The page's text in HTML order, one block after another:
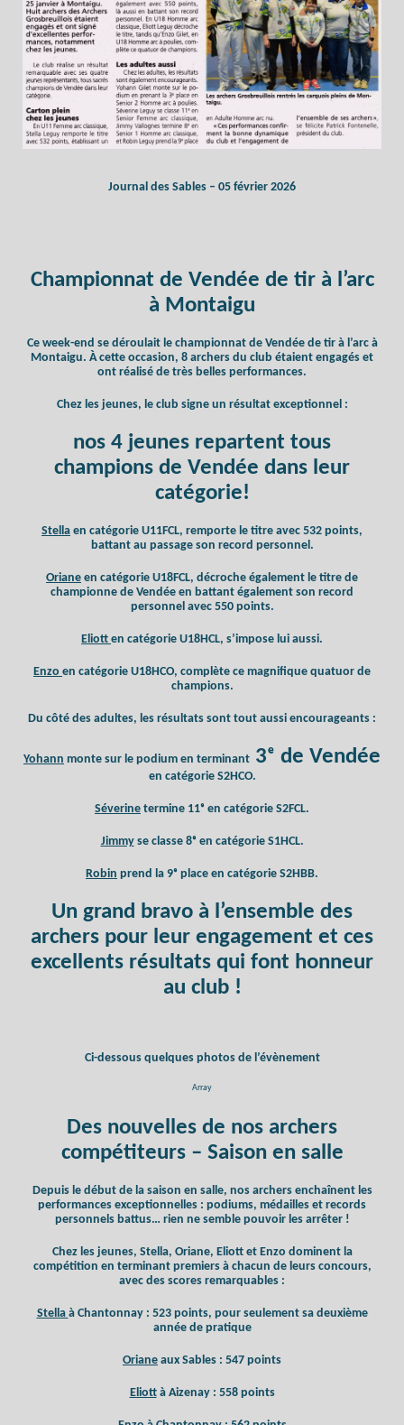
Journal des Sables – 05 février 2026
Championnat de Vendée de tir à l’arc
à Montaigu
Ce week-end se déroulait le championnat de Vendée de tir à l’arc à
Montaigu. À cette occasion, 8 archers du club étaient engagés et
ont réalisé de très belles performances.
Chez les jeunes, le club signe un résultat exceptionnel :
nos 4 jeunes repartent tous
champions de Vendée dans leur
catégorie!
Stella en catégorie U11FCL, remporte le titre avec 532 points,
battant au passage son record personnel.
Oriane en catégorie U18FCL, décroche également le titre de
championne de Vendée en battant également son record
personnel avec 550 points.
Eliott en catégorie U18HCL, s’impose lui aussi.
Enzo en catégorie U18HCO, complète ce magnifique quatuor de
champions.
Du côté des adultes, les résultats sont tout aussi encourageants :
Yohann monte sur le podium en terminant 3ᵉ de Vendée
en catégorie S2HCO.
Séverine termine 11ᵉ en catégorie S2FCL.
Jimmyse classe 8ᵉ en catégorie S1HCL.
Robin prend la 9ᵉ place en catégorie S2HBB.
Un grand bravo à l’ensemble des
archers pour leur engagement et ces
excellents résultats qui font honneur
au club !
Ci-dessous quelques photos de l’évènement
Array
Des nouvelles de nos archers
compétiteurs – Saison en salle
Depuis le début de la saison en salle, nos archers enchaînent les
performances exceptionnelles : podiums, médailles et records
personnels battus… rien ne semble pouvoir les arrêter !
Chez les jeunes, Stella, Oriane, Eliott et Enzo dominent la
compétition en terminant premiers à chacun de leurs concours,
avec des scores remarquables :
Stella à Chantonnay : 523 points, pour seulement sa deuxième
année de pratique
Oriane aux Sables : 547 points
Eliottà Aizenay : 558 points